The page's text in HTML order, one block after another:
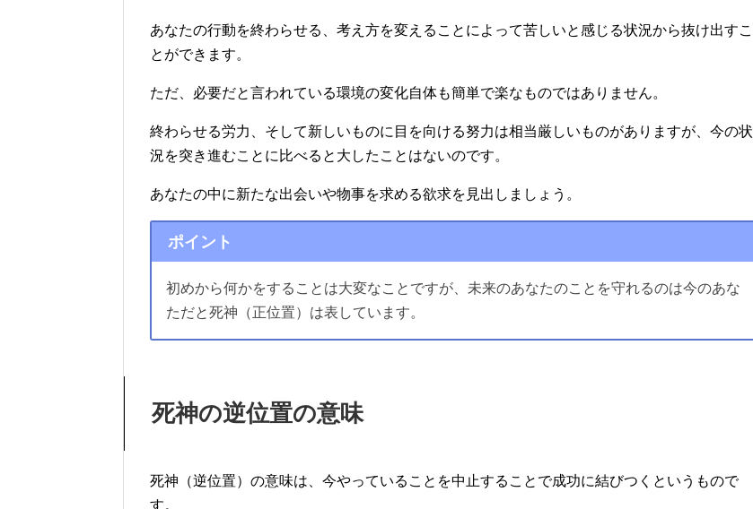
あなたの行動を終わらせる、考え方を変えることによって苦しいと感じる状況から抜け出すこ
とができます。
ただ、必要だと言われている環境の変化自体も簡単で楽なものではありません。
終わらせる労力、そして新しいものに目を向ける努力は相当厳しいものがありますが、今の状
況を突き進むことに比べると大したことはないのです。
あなたの中に新たな出会いや物事を求める欲求を見出しましょう。
ポイント
初めから何かをすることは大変なことですが、未来のあなたのことを守れるのは今のあな
ただと死神（正位置）は表しています。
死神の逆位置の意味
死神（逆位置）の意味は、今やっていることを中止することで成功に結びつくというもので
す。